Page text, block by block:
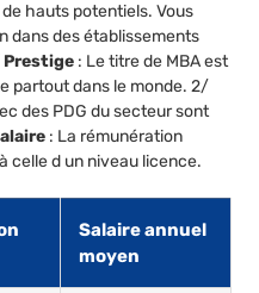
hauts potentiels. Vous
dans des établissements
Prestige : Le titre de MBA est
partout dans le monde. 2/
des PDG du secteur sont
: La rémunération
celle d un niveau licence.
Salaire annuel
moyen